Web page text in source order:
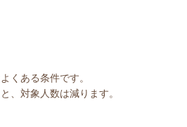
くある条件です。
、対象人数は減ります。